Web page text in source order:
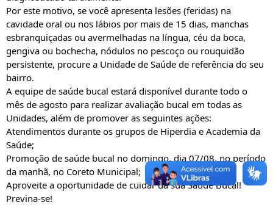
Por este motivo, se você apresenta lesões (feridas) na
cavidade oral ou nos lábios por mais de 15 dias, manchas
esbranquiçadas ou avermelhadas na língua, céu da boca,
gengiva ou bochecha, nódulos no pescoço ou rouquidão
persistente, procure a Unidade de Saúde de referência do seu
bairro.
A equipe de saúde bucal estará disponível durante todo o
mês de agosto para realizar avaliação bucal em todas as
Unidades, além de promover as seguintes ações:
Atendimentos durante os grupos de Hiperdia e Academia da
Saúde;
Promoção de saúde bucal no domingo, dia 07/08, no período
da manhã, no Coreto Municipal;
Aproveite a oportunidade de cuidar da sua Saúde Bucal!
Previna-se!